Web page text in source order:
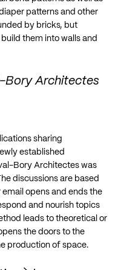
patterns and other
by bricks, but
them into walls and
Bory Architectes
sharing
established
Bory Architectes was
discussions are based
opens and ends the
and nourish topics
leads to theoretical or
the doors to the
production of space.